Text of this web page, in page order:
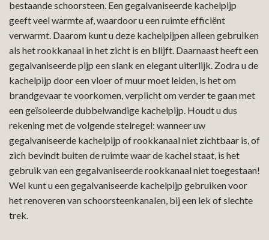
bestaande schoorsteen. Een gegalvaniseerde kachelpijp
geeft veel warmte af, waardoor u een ruimte efficiënt
verwarmt. Daarom kunt u deze kachelpijpen alleen gebruiken
als het rookkanaal in het zicht is en blijft. Daarnaast heeft een
gegalvaniseerde pijp een slank en elegant uiterlijk. Zodra u de
kachelpijp door een vloer of muur moet leiden, is het om
brandgevaar te voorkomen, verplicht om verder te gaan met
een geïsoleerde dubbelwandige kachelpijp. Houdt u dus
rekening met de volgende stelregel: wanneer uw
gegalvaniseerde kachelpijp of rookkanaal niet zichtbaar is, of
zich bevindt buiten de ruimte waar de kachel staat, is het
gebruik van een gegalvaniseerde rookkanaal niet toegestaan!
Wel kunt u een gegalvaniseerde kachelpijp gebruiken voor
het renoveren van schoorsteenkanalen, bij een lek of slechte
trek.